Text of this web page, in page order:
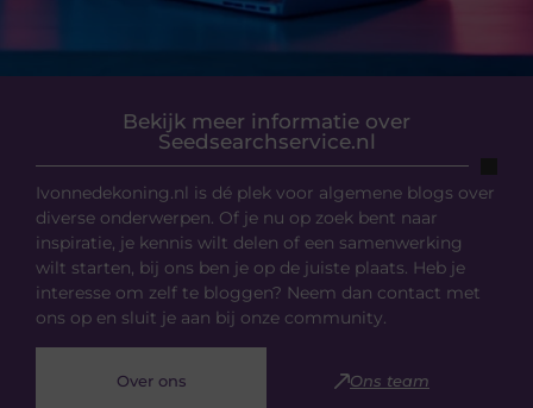
Bekijk meer informatie over
Seedsearchservice.nl
Ivonnedekoning.nl is dé plek voor algemene blogs over
diverse onderwerpen. Of je nu op zoek bent naar
inspiratie, je kennis wilt delen of een samenwerking
wilt starten, bij ons ben je op de juiste plaats. Heb je
interesse om zelf te bloggen? Neem dan contact met
ons op en sluit je aan bij onze community.
Over ons Ons team